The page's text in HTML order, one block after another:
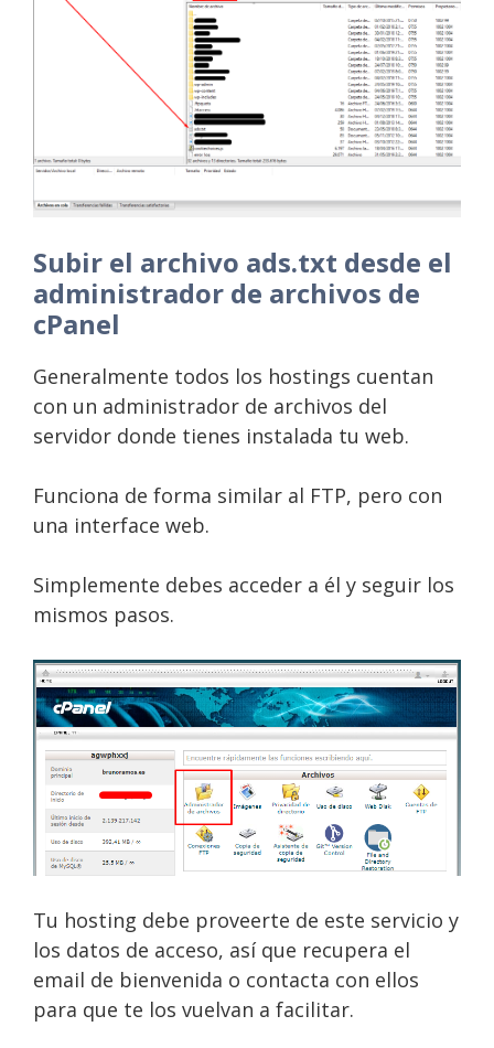
Subir el archivo ads.txt desde el
administrador de archivos de
cPanel
Generalmente todos los hostings cuentan
con un administrador de archivos del
servidor donde tienes instalada tu web.
Funciona de forma similar al FTP, pero con
una interface web.
Simplemente debes acceder a él y seguir los
mismos pasos.
Tu hosting debe proveerte de este servicio y
los datos de acceso, así que recupera el
email de bienvenida o contacta con ellos
para que te los vuelvan a facilitar.